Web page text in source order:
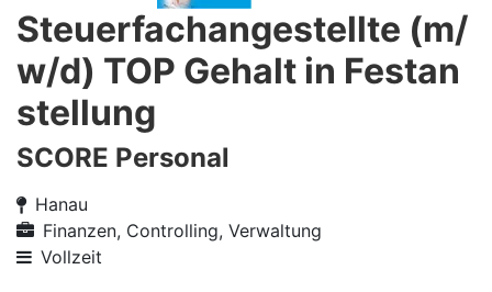
Steuerfachangestellte (m/
w/d) TOP Gehalt in Festan
stellung
SCORE Personal
Hanau
Finanzen, Controlling, Verwaltung
Vollzeit